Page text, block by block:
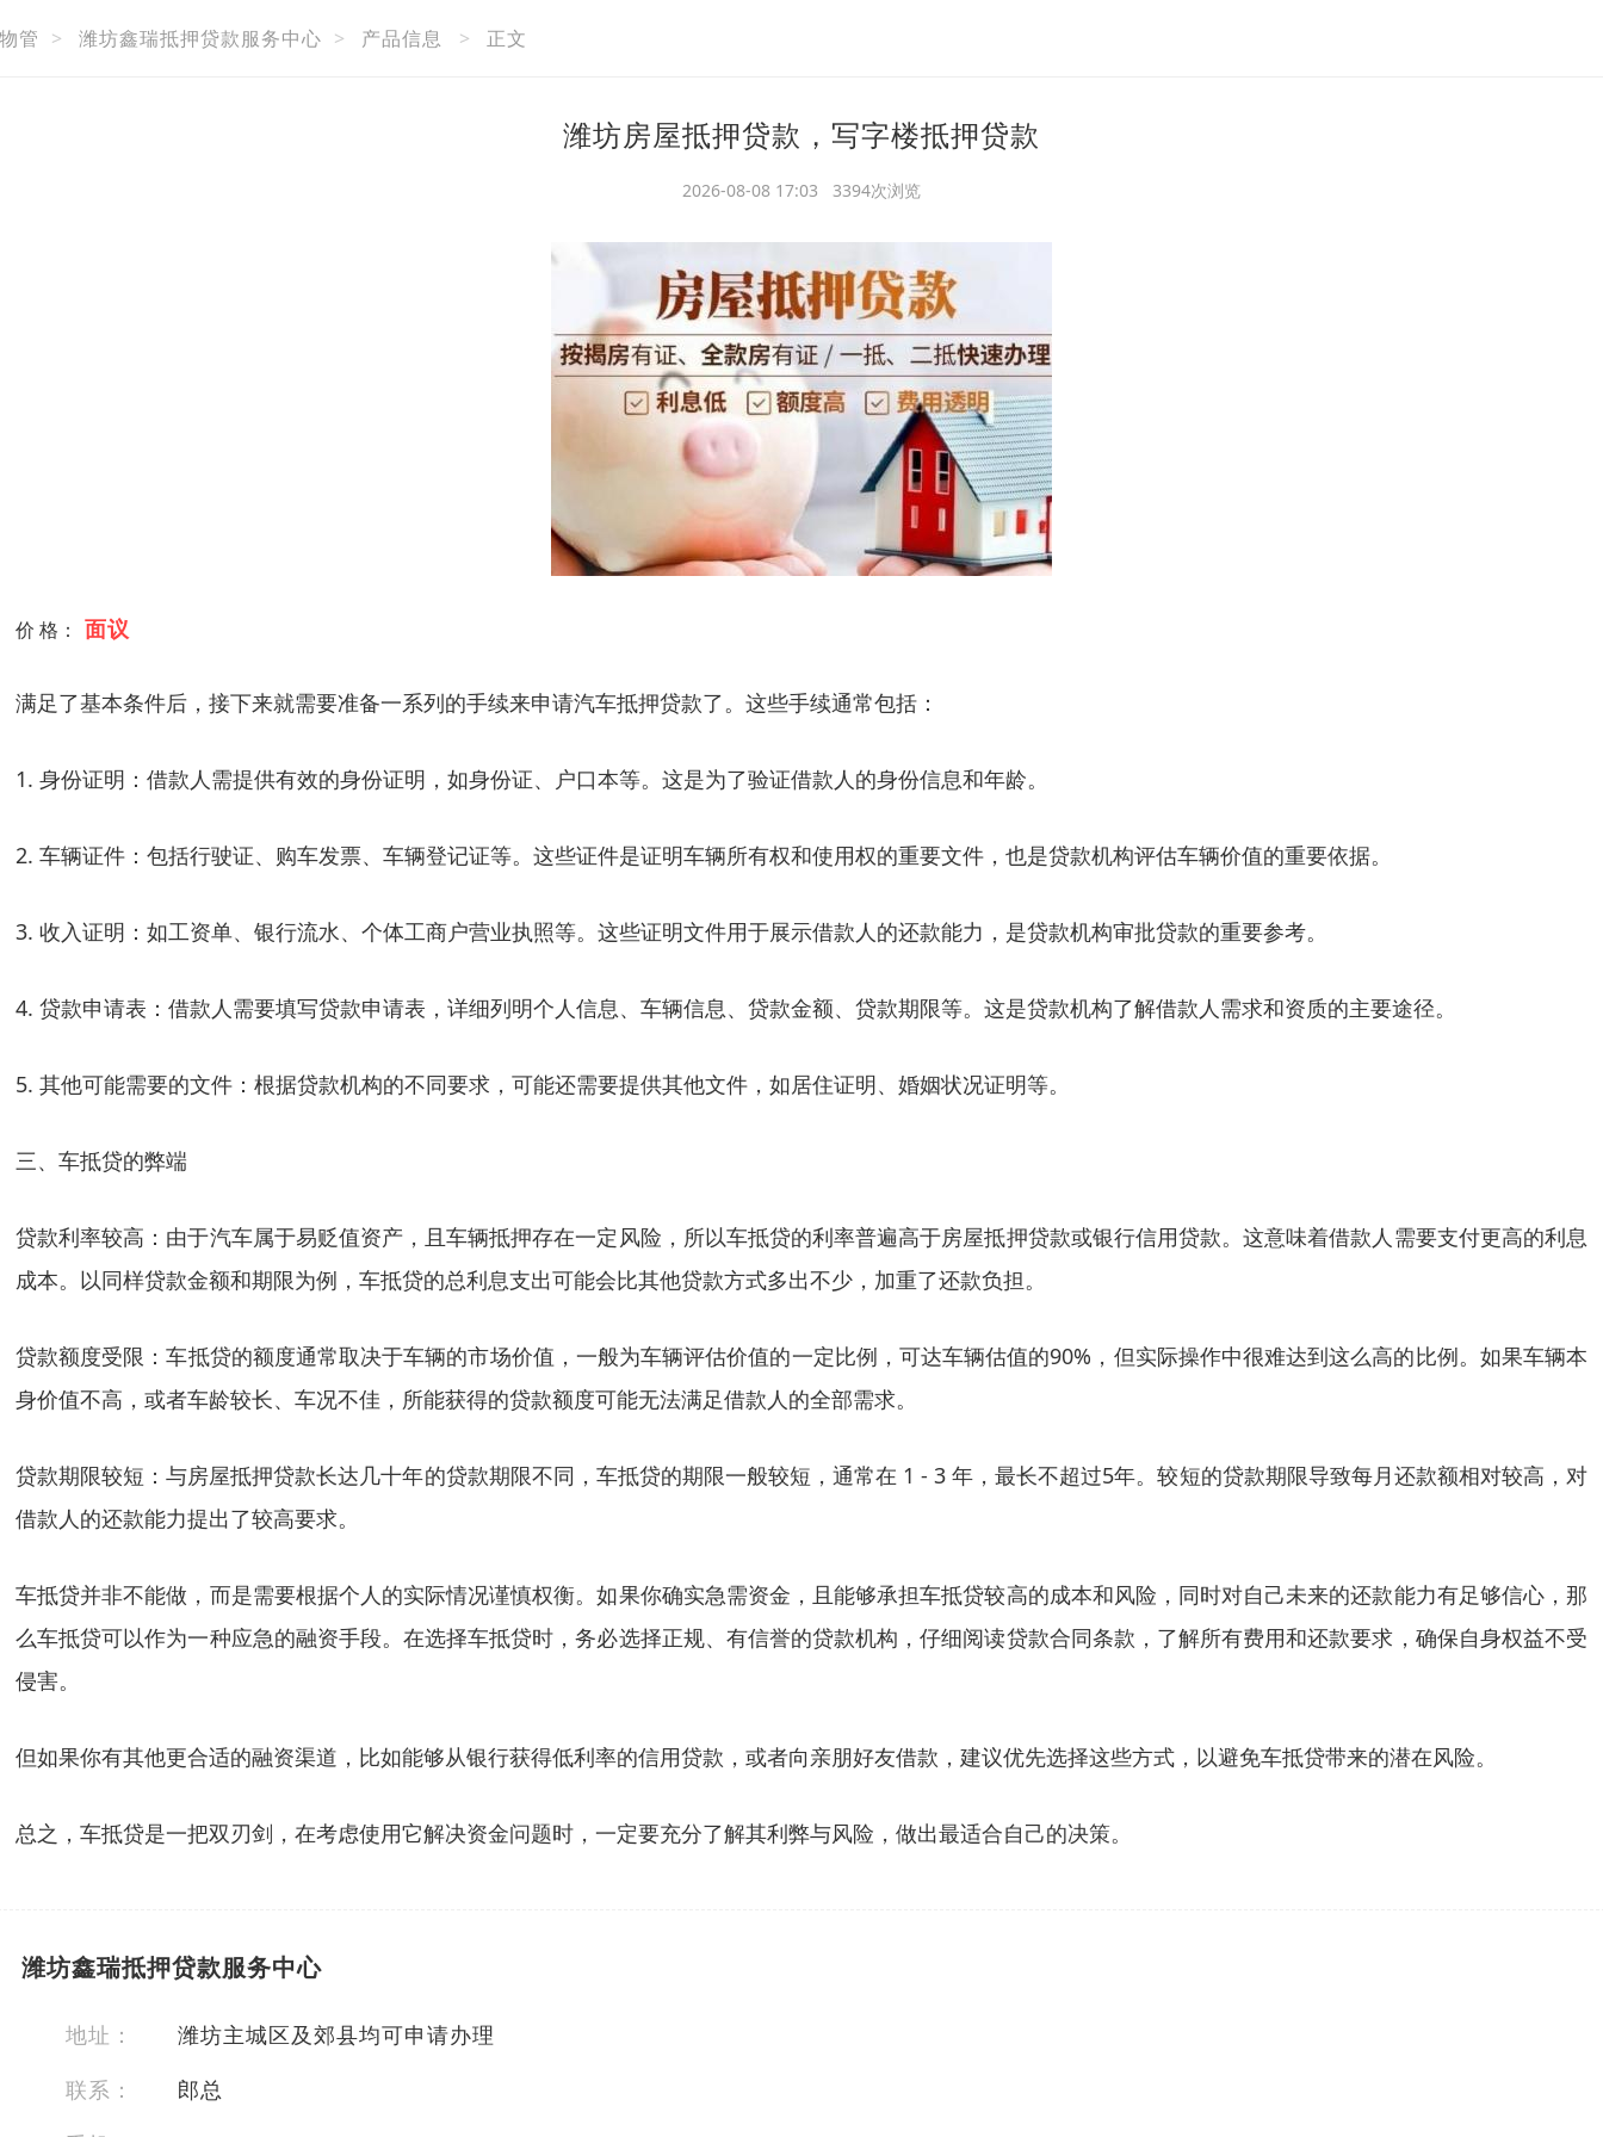
管 > 潍坊鑫瑞抵押贷款服务中心 > 产品信息 > 正文
潍坊房屋抵押贷款，写字楼抵押贷款
2026-08-08 17:03 3394次浏览
价 格： 面议
满足了基本条件后，接下来就需要准备一系列的手续来申请汽车抵押贷款了。这些手续通常包括：
1. 身份证明：借款人需提供有效的身份证明，如身份证、户口本等。这是为了验证借款人的身份信息和年龄。
2. 车辆证件：包括行驶证、购车发票、车辆登记证等。这些证件是证明车辆所有权和使用权的重要文件，也是贷款机构评估车辆价值的重要依据。
3. 收入证明：如工资单、银行流水、个体工商户营业执照等。这些证明文件用于展示借款人的还款能力，是贷款机构审批贷款的重要参考。
4. 贷款申请表：借款人需要填写贷款申请表，详细列明个人信息、车辆信息、贷款金额、贷款期限等。这是贷款机构了解借款人需求和资质的主要途径。
5. 其他可能需要的文件：根据贷款机构的不同要求，可能还需要提供其他文件，如居住证明、婚姻状况证明等。
三、车抵贷的弊端
贷款利率较高：由于汽车属于易贬值资产，且车辆抵押存在一定风险，所以车抵贷的利率普遍高于房屋抵押贷款或银行信用贷款。这意味着借款人需要支付更高的利息
成本。以同样贷款金额和期限为例，车抵贷的总利息支出可能会比其他贷款方式多出不少，加重了还款负担。
贷款额度受限：车抵贷的额度通常取决于车辆的市场价值，一般为车辆评估价值的一定比例，可达车辆估值的90%，但实际操作中很难达到这么高的比例。如果车辆本
身价值不高，或者车龄较长、车况不佳，所能获得的贷款额度可能无法满足借款人的全部需求。
贷款期限较短：与房屋抵押贷款长达几十年的贷款期限不同，车抵贷的期限一般较短，通常在 1 - 3 年，最长不超过5年。较短的贷款期限导致每月还款额相对较高，对
借款人的还款能力提出了较高要求。
车抵贷并非不能做，而是需要根据个人的实际情况谨慎权衡。如果你确实急需资金，且能够承担车抵贷较高的成本和风险，同时对自己未来的还款能力有足够信心，那
么车抵贷可以作为一种应急的融资手段。在选择车抵贷时，务必选择正规、有信誉的贷款机构，仔细阅读贷款合同条款，了解所有费用和还款要求，确保自身权益不受
侵害。
但如果你有其他更合适的融资渠道，比如能够从银行获得低利率的信用贷款，或者向亲朋好友借款，建议优先选择这些方式，以避免车抵贷带来的潜在风险。
总之，车抵贷是一把双刃剑，在考虑使用它解决资金问题时，一定要充分了解其利弊与风险，做出最适合自己的决策。
潍坊鑫瑞抵押贷款服务中心
地址：
潍坊主城区及郊县均可申请办理
联系：
郎总